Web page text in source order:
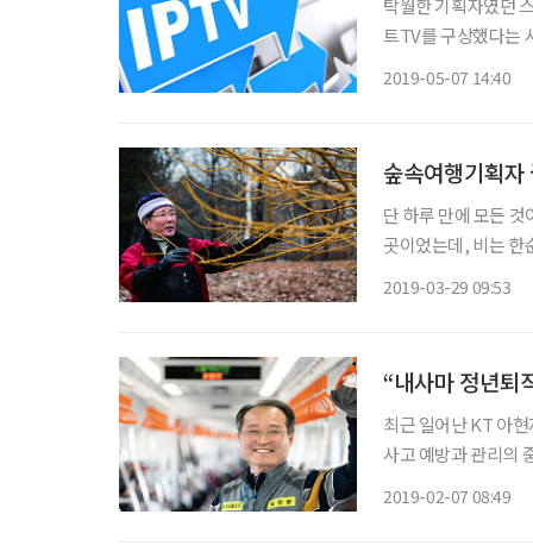
탁월한 기획자였던
트TV를 구상했다는
2019-05-07 14:40
숲속여행기획자
단 하루 만에 모든
곳이었는데, 비는 한
2019-03-29 09:53
“내사마 정년퇴
최근 일어난 KT 아
사고 예방과 관리의
2019-02-07 08:49